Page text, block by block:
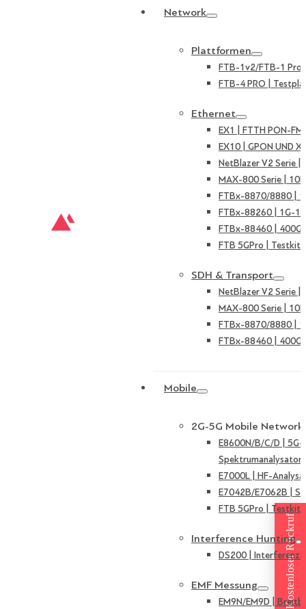
Network
Plattformen
FTB-1v2/FTB-1
FTB-4 PRO |
Ethernet
EX1 | FTTH PON-
EX10 | GPON UND
NetBlazer V2 Serie |
MAX-800 Serie |
FTBx-8870/8880 |
FTBx-88260 | 1G-
FTBx-88460 | 400G
FTB 5GPro | Testkit
SDH & Transport
NetBlazer V2 Serie |
MAX-800 Serie |
FTBx-8870/8880 |
FTBx-88460 | 400G
Mobile
2G-5G Mobile
E8600N/B/C/D | 5G-
Spektrumanalysator
E7000L | HF-
E7042B/E7062B |
FTB 5GPro | Testkit
Interference Hunting
DS200 |
EMF Messung
EM9N/EM9D |
Kostenloser Rückruf